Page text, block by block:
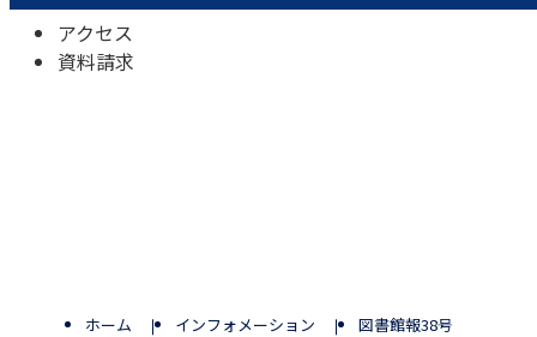
アクセス
資料請求
ホーム インフォメーション 図書館報38号